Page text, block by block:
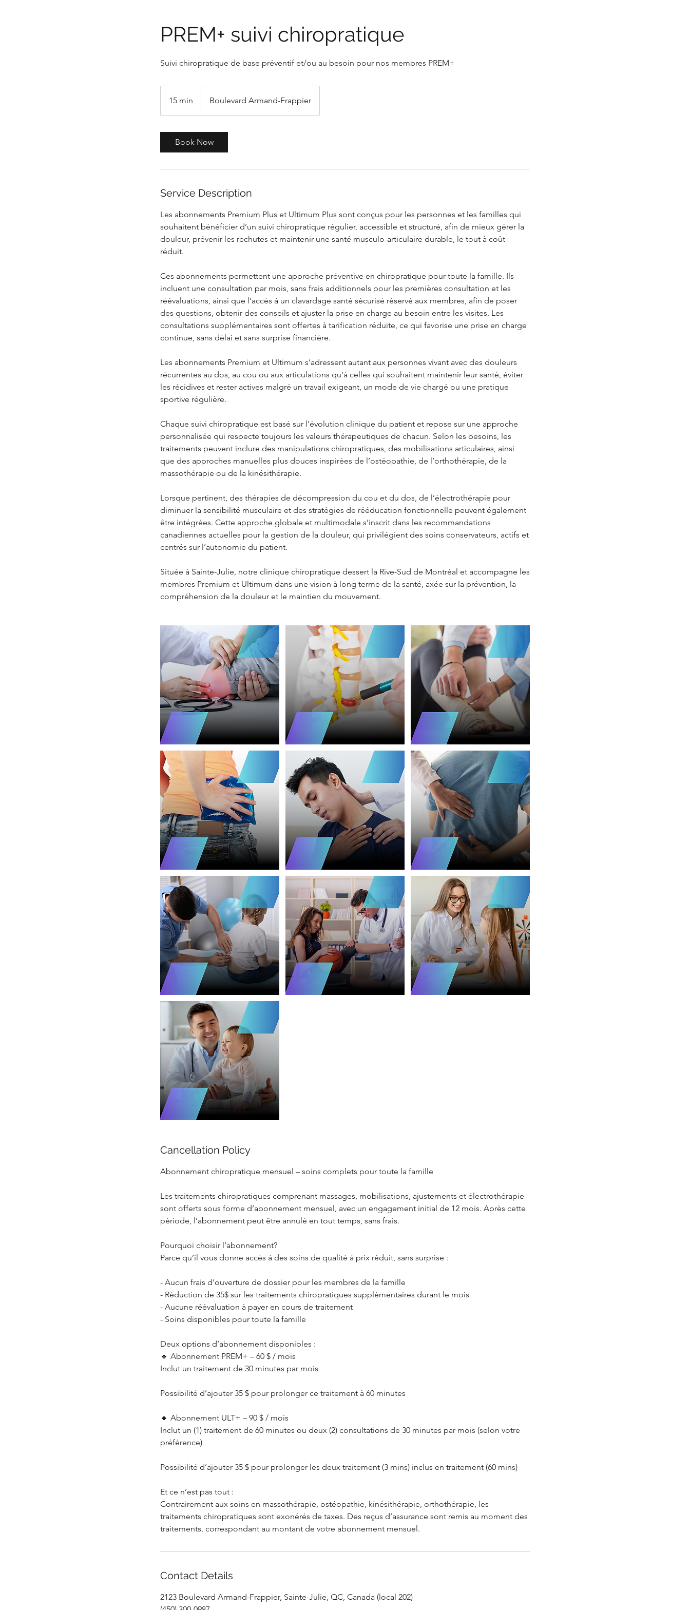
PREM+ suivi chiropratique
Suivi chiropratique de base préventif et/ou au besoin pour nos membres PREM+
15 min
5
Boulevard Armand-Frappier
Book Now
Service Description
Les abonnements Premium Plus et Ultimum Plus sont conçus pour les personnes et les familles qui
souhaitent bénéficier d’un suivi chiropratique régulier, accessible et structuré, afin de mieux gérer la
douleur, prévenir les rechutes et maintenir une santé musculo-articulaire durable, le tout à coût
réduit.
Ces abonnements permettent une approche préventive en chiropratique pour toute la famille. Ils
incluent une consultation par mois, sans frais additionnels pour les premières consultation et les
réévaluations, ainsi que l’accès à un clavardage santé sécurisé réservé aux membres, afin de poser
des questions, obtenir des conseils et ajuster la prise en charge au besoin entre les visites. Les
consultations supplémentaires sont offertes à tarification réduite, ce qui favorise une prise en charge
continue, sans délai et sans surprise financière.
Les abonnements Premium et Ultimum s’adressent autant aux personnes vivant avec des douleurs
récurrentes au dos, au cou ou aux articulations qu’à celles qui souhaitent maintenir leur santé, éviter
les récidives et rester actives malgré un travail exigeant, un mode de vie chargé ou une pratique
sportive régulière.
Chaque suivi chiropratique est basé sur l’évolution clinique du patient et repose sur une approche
personnalisée qui respecte toujours les valeurs thérapeutiques de chacun. Selon les besoins, les
traitements peuvent inclure des manipulations chiropratiques, des mobilisations articulaires, ainsi
que des approches manuelles plus douces inspirées de l’ostéopathie, de l’orthothérapie, de la
massothérapie ou de la kinésithérapie.
Lorsque pertinent, des thérapies de décompression du cou et du dos, de l’électrothérapie pour
diminuer la sensibilité musculaire et des stratégies de rééducation fonctionnelle peuvent également
être intégrées. Cette approche globale et multimodale s’inscrit dans les recommandations
canadiennes actuelles pour la gestion de la douleur, qui privilégient des soins conservateurs, actifs et
centrés sur l’autonomie du patient.
Située à Sainte-Julie, notre clinique chiropratique dessert la Rive-Sud de Montréal et accompagne les
membres Premium et Ultimum dans une vision à long terme de la santé, axée sur la prévention, la
compréhension de la douleur et le maintien du mouvement.
Cancellation Policy
Abonnement chiropratique mensuel – soins complets pour toute la famille
Les traitements chiropratiques comprenant massages, mobilisations, ajustements et électrothérapie
sont offerts sous forme d’abonnement mensuel, avec un engagement initial de 12 mois. Après cette
période, l’abonnement peut être annulé en tout temps, sans frais.
Pourquoi choisir l’abonnement?
Parce qu’il vous donne accès à des soins de qualité à prix réduit, sans surprise :
- Aucun frais d’ouverture de dossier pour les membres de la famille
- Réduction de 35$ sur les traitements chiropratiques supplémentaires durant le mois
- Aucune réévaluation à payer en cours de traitement
- Soins disponibles pour toute la famille
Deux options d’abonnement disponibles :
🔹 Abonnement PREM+ – 60 $ / mois
Inclut un traitement de 30 minutes par mois
Possibilité d’ajouter 35 $ pour prolonger ce traitement à 60 minutes
🔸 Abonnement ULT+ – 90 $ / mois
Inclut un (1) traitement de 60 minutes ou deux (2) consultations de 30 minutes par mois (selon votre
préférence)
Possibilité d’ajouter 35 $ pour prolonger les deux traitement (3 mins) inclus en traitement (60 mins)
Et ce n’est pas tout :
Contrairement aux soins en massothérapie, ostéopathie, kinésithérapie, orthothérapie, les
traitements chiropratiques sont exonérés de taxes. Des reçus d’assurance sont remis au moment des
traitements, correspondant au montant de votre abonnement mensuel.
Contact Details
2123 Boulevard Armand-Frappier, Sainte-Julie, QC, Canada (local 202)